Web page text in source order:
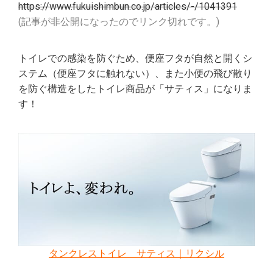
https://www.fukuishimbun.co.jp/articles/-/1041391
(記事が非公開になったのでリンク切れです。)
トイレでの感染を防ぐため、便座フタが自然と開くシ
ステム（便座フタに触れない）、また小便の飛び散り
を防ぐ構造をしたトイレ商品が「サティス」になりま
す！
タンクレストイレ サティス｜リクシル